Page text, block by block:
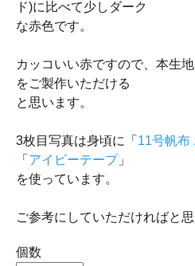
ド)に比べて少しダーク
な赤色です。
カッコいい赤ですので、本生
をご製作いただける
と思います。
3枚目写真は身頃に「 11号帆布
「 アイビーテープ」
を使っています。
ご参考にしていただければと思
個数